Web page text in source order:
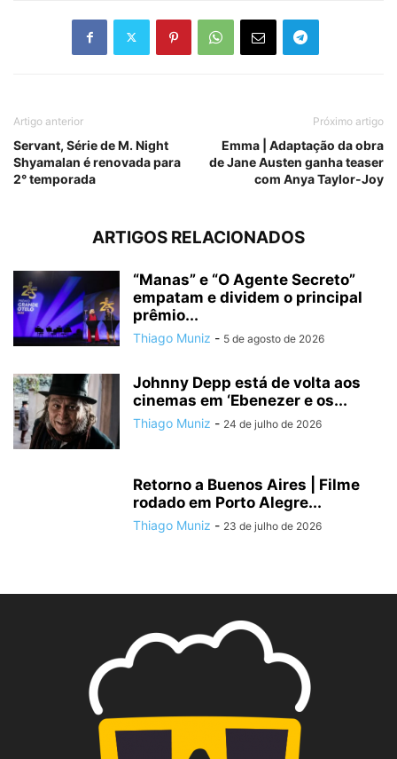
Artigo anterior
Servant, Série de M. Night
Shyamalan é renovada para
2° temporada
Próximo artigo
Emma | Adaptação da obra
de Jane Austen ganha teaser
com Anya Taylor-Joy
ARTIGOS RELACIONADOS
“Manas” e “O Agente Secreto”
empatam e dividem o principal
prêmio...
Thiago Muniz - 5 de agosto de 2026
Johnny Depp está de volta aos
cinemas em ‘Ebenezer e os...
Thiago Muniz - 24 de julho de 2026
Retorno a Buenos Aires | Filme
rodado em Porto Alegre...
Thiago Muniz - 23 de julho de 2026